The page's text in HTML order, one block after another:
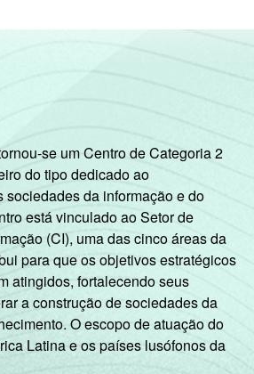
se um Centro de Categoria 2
do tipo dedicado ao
sociedades da informação e do
está vinculado ao Setor de
(CI), uma das cinco áreas da
para que os objetivos estratégicos
atingidos, fortalecendo seus
a construção de sociedades da
O escopo de atuação do
Latina e os países lusófonos da